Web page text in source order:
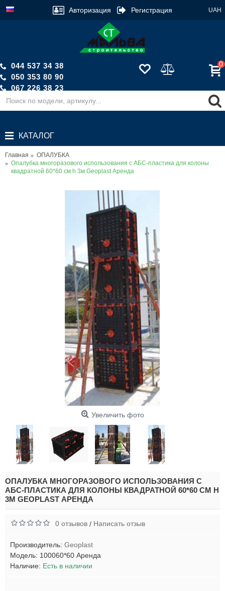
UAH
Авторизация Регистрация
044 537 34 38
050 353 80 90
067 226 38 23
Обратный звонок
0
КАТАЛОГ
Главная
ОПАЛУБКА
Опалубка многоразового использования с АБС-пластика для колоны
квадратной 60*60 см h 3м Geoplast Аренда
Увеличить фото
ОПАЛУБКА МНОГОРАЗОВОГО ИСПОЛЬЗОВАНИЯ С
АБС-ПЛАСТИКА ДЛЯ КОЛОНЫ КВАДРАТНОЙ 60*60 СМ H
3М GEOPLAST АРЕНДА
0 отзывов / Написать отзыв
Производитель: Geoplast
Модель: 100060*60 Аренда
Наличие: Есть в наличии